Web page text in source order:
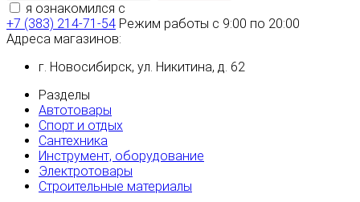
я ознакомился с
+7 (383) 214-71-54 Режим работы с 9:00 по 20:00
Адреса магазинов:
г. Новосибирск, ул. Никитина, д. 62
Разделы
Автотовары
Спорт и отдых
Сантехника
Инструмент, оборудование
Электротовары
Строительные материалы